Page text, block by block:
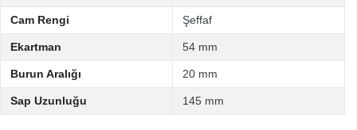
Cam Rengi Şeffaf
Ekartman 54 mm
Burun Aralığı 20 mm
Sap Uzunluğu 145 mm